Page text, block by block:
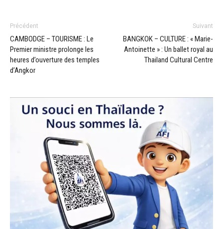
Précédent
CAMBODGE – TOURISME : Le
Premier ministre prolonge les
heures d’ouverture des temples
d’Angkor
Suivant
BANGKOK – CULTURE : « Marie-
Antoinette » : Un ballet royal au
Thailand Cultural Centre